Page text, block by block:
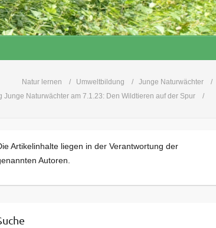
Natur lernen Umweltbildung
Junge Naturwächter
Junge Naturwächter am 7.1.23: Den Wildtieren auf der Spur
Artikelinhalte liegen in der Verantwortung der
Autoren.